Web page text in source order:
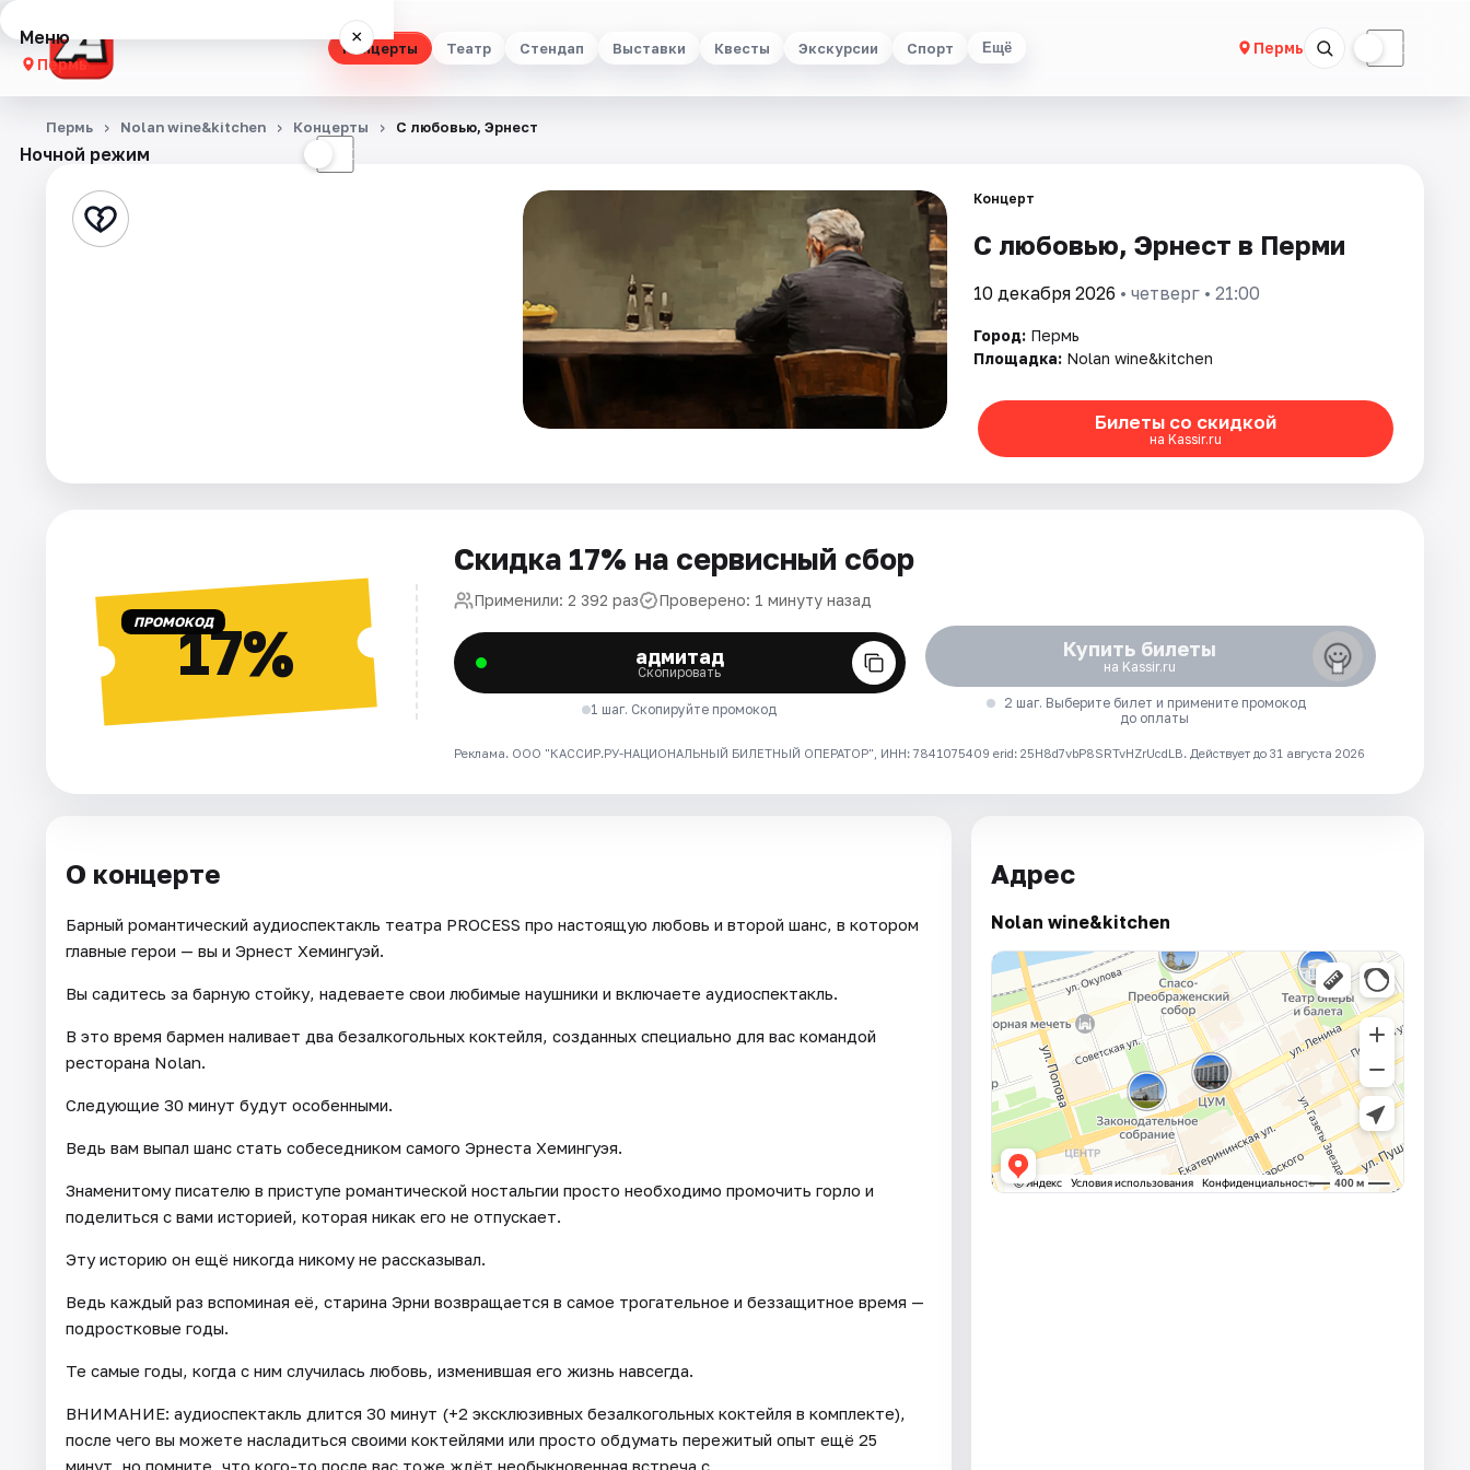
Концерты Театр Стендап Выставки Квесты Экскурсии Спорт Ещё Пермь ☾
Меню ×
Пермь
Концерты
Стендап
Площадки
Рейтинги
Ночной режим ☾
Пермь Nolan wine&kitchen Концерты С любовью, Эрнест
Концерт
С любовью, Эрнест в Перми
10 декабря 2026 • четверг • 21:00
Город: Пермь
Площадка: Nolan wine&kitchen
Билеты со скидкой
на Kassir.ru
ПРОМОКОД17%
Скидка 17% на сервисный сбор
Применили: 2 392 раз Проверено: 1 минуту назад
адмитад
Скопировать
1 шаг. Скопируйте промокод
Купить билеты
на Kassir.ru
2 шаг. Выберите билет и примените промокод
до оплаты
Реклама. ООО "КАССИР.РУ-НАЦИОНАЛЬНЫЙ БИЛЕТНЫЙ ОПЕРАТОР", ИНН: 7841075409 erid: 25H8d7vbP8SRTvHZrUcdLB. Действует до 31 августа 2026
О концерте
Барный романтический аудиоспектакль театра PROCESS про настоящую любовь и второй шанс, в котором
главные герои — вы и Эрнест Хемингуэй.
Вы садитесь за барную стойку, надеваете свои любимые наушники и включаете аудиоспектакль.
В это время бармен наливает два безалкогольных коктейля, созданных специально для вас командой
ресторана Nolan.
Следующие 30 минут будут особенными.
Ведь вам выпал шанс стать собеседником самого Эрнеста Хемингуэя.
Знаменитому писателю в приступе романтической ностальгии просто необходимо промочить горло и
поделиться с вами историей, которая никак его не отпускает.
Эту историю он ещё никогда никому не рассказывал.
Ведь каждый раз вспоминая её, старина Эрни возвращается в самое трогательное и беззащитное время —
подростковые годы.
Те самые годы, когда с ним случилась любовь, изменившая его жизнь навсегда.
ВНИМАНИЕ: аудиоспектакль длится 30 минут (+2 эксклюзивных безалкогольных коктейля в комплекте),
после чего вы можете насладиться своими коктейлями или просто обдумать пережитый опыт ещё 25
минут, но помните, что кого-то после вас тоже ждёт необыкновенная встреча с
Адрес
Nolan wine&kitchen